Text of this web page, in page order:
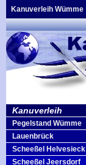
Kanuverleih Wümme
Kanuverleih
Pegelstand Wümme
Lauenbrück
Scheeßel Helvesieck
Scheeßel Jeersdorf